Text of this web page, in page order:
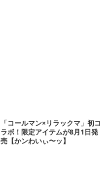
「コールマン×リラックマ」初コ
ラボ！限定アイテムが8月1日発
売【かンわいぃ〜ッ】